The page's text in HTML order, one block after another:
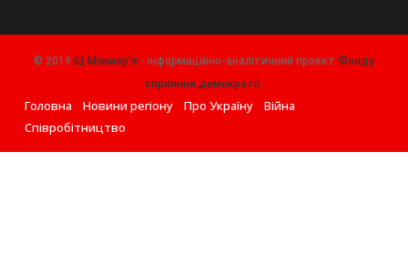
© 2019 ІЦ Міжмор'я - інформаційно-аналітичний проект Фонду
сприяння демократії
Головна Новини регіону Про Україну
Війна
Співробітництво